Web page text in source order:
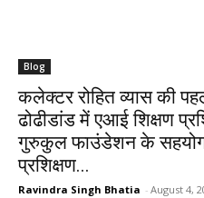
Blog
कलेक्टर रोहित व्यास की
ढोढीडांड में एआई शिक्षण
गुरुकुल फाउंडेशन के
प्रशिक्षण...
Ravindra Singh Bhatia - August 4,